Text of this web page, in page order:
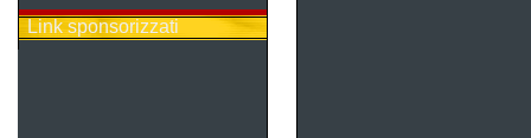
Link sponsorizzati